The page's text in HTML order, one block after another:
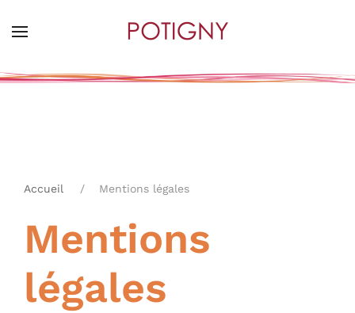
main
Accueil Mentions légales
Mentions
légales